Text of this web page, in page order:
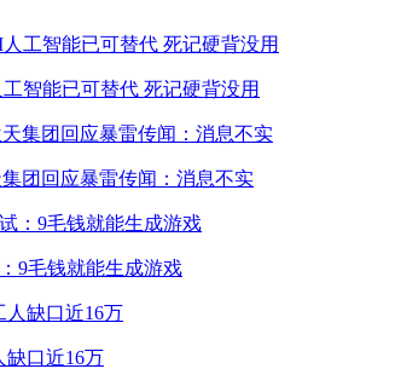
智能已可替代 死记硬背没用
团回应暴雷传闻：消息不实
9毛钱就能生成游戏
缺口近16万